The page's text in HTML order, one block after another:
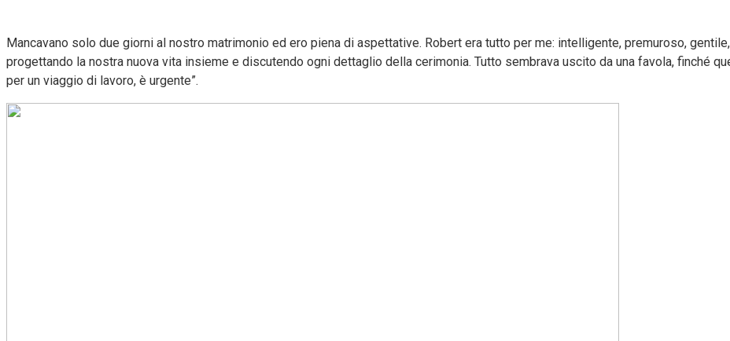
Mancavano solo due giorni al nostro matrimonio ed ero piena di aspettative. Robert era tutto per me: intelligente, premuroso,
progettando la nostra nuova vita insieme e discutendo ogni dettaglio della cerimonia. Tutto sembrava uscito da una favola, finché
per un viaggio di lavoro, è urgente”.